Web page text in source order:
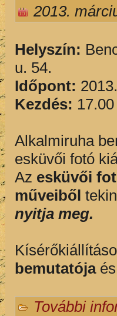
2013.
Helyszín:
u. 54.
Időpont:
Kezdés: 17.00
Alkalmiruha
esküvői fotó
Az esküvői
műveiből
nyitja meg.
bemutatója
További